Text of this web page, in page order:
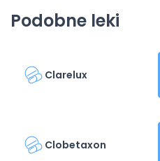
Podobne leki
Clarelux
Clobetaxon